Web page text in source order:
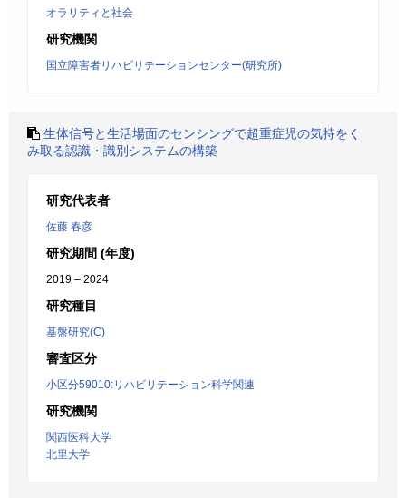
オラリティと社会
研究機関
国立障害者リハビリテーションセンター(研究所)
生体信号と生活場面のセンシングで超重症児の気持をく
み取る認識・識別システムの構築
研究代表者
佐藤 春彦
研究期間 (年度)
2019 – 2024
研究種目
基盤研究(C)
審査区分
小区分59010:リハビリテーション科学関連
研究機関
関西医科大学
北里大学